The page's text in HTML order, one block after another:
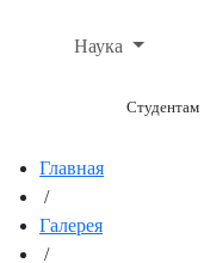
Наука
Студентам
Главная
/
Галерея
/